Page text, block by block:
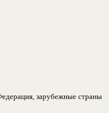
зарубежные страны